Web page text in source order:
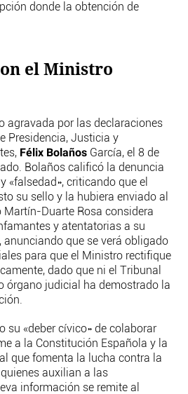
donde la obtención de
el Ministro
agravada por las declaraciones
Presidencia, Justicia y
Félix Bolaños García, el 8 de
Bolaños calificó la denuncia
«falsedad», criticando que el
su sello y la hubiera enviado al
Martín-Duarte Rosa considera
y atentatorias a su
anunciando que se verá obligado
para que el Ministro rectifique
dado que ni el Tribunal
órgano judicial ha demostrado la
su «deber cívico» de colaborar
a la Constitución Española y la
que fomenta la lucha contra la
auxilian a las
información se remite al